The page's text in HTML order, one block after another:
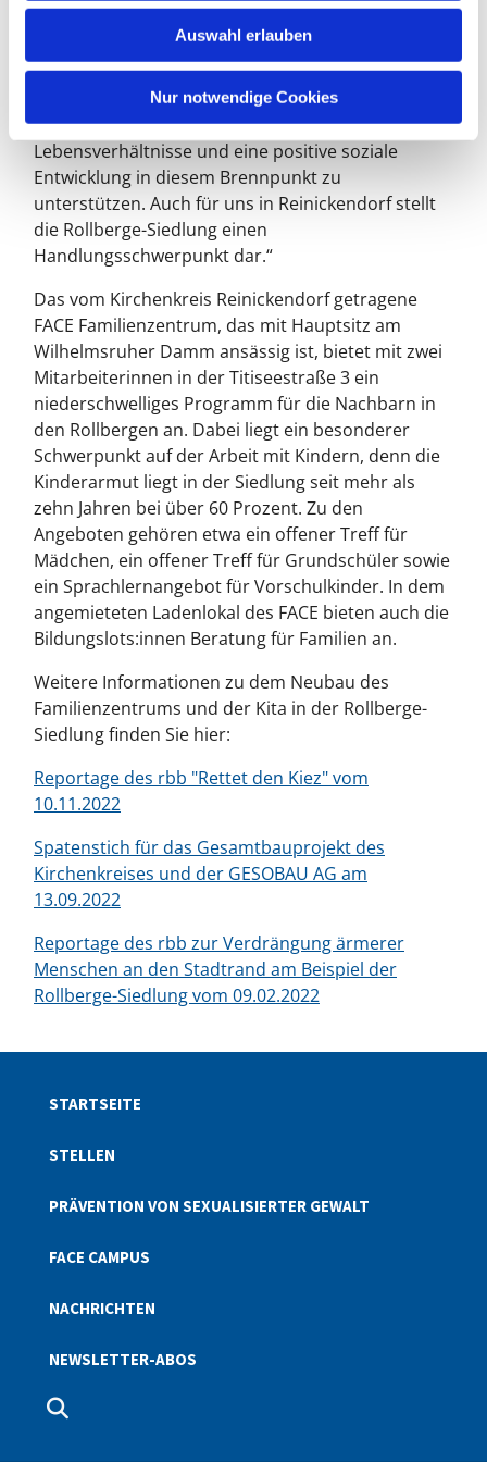
Auswahl erlauben
Nur notwendige Cookies
Bezirksbürgermeister von Berlin-Reinickendorf
Uwe Brockhausen: „Die öffentliche Förderung in
der Rollberge-Siedlung halte ich für
außerordentlich wichtig, um attraktive
Lebensverhältnisse und eine positive soziale
Entwicklung in diesem Brennpunkt zu
unterstützen. Auch für uns in Reinickendorf stellt
die Rollberge-Siedlung einen
Handlungsschwerpunkt dar.“
Das vom Kirchenkreis Reinickendorf getragene
FACE Familienzentrum, das mit Hauptsitz am
Wilhelmsruher Damm ansässig ist, bietet mit zwei
Mitarbeiterinnen in der Titiseestraße 3 ein
niederschwelliges Programm für die Nachbarn in
den Rollbergen an. Dabei liegt ein besonderer
Schwerpunkt auf der Arbeit mit Kindern, denn die
Kinderarmut liegt in der Siedlung seit mehr als
zehn Jahren bei über 60 Prozent. Zu den
Angeboten gehören etwa ein offener Treff für
Mädchen, ein offener Treff für Grundschüler sowie
ein Sprachlernangebot für Vorschulkinder. In dem
angemieteten Ladenlokal des FACE bieten auch die
Bildungslots:innen Beratung für Familien an.
Weitere Informationen zu dem Neubau des
Familienzentrums und der Kita in der Rollberge-
Siedlung finden Sie hier:
Reportage des rbb "Rettet den Kiez" vom
10.11.2022
Spatenstich für das Gesamtbauprojekt des
Kirchenkreises und der GESOBAU AG am
13.09.2022
Reportage des rbb zur Verdrängung ärmerer
Menschen an den Stadtrand am Beispiel der
Rollberge-Siedlung vom 09.02.2022
STARTSEITE
STELLEN
PRÄVENTION VON SEXUALISIERTER GEWALT
FACE CAMPUS
NACHRICHTEN
NEWSLETTER-ABOS